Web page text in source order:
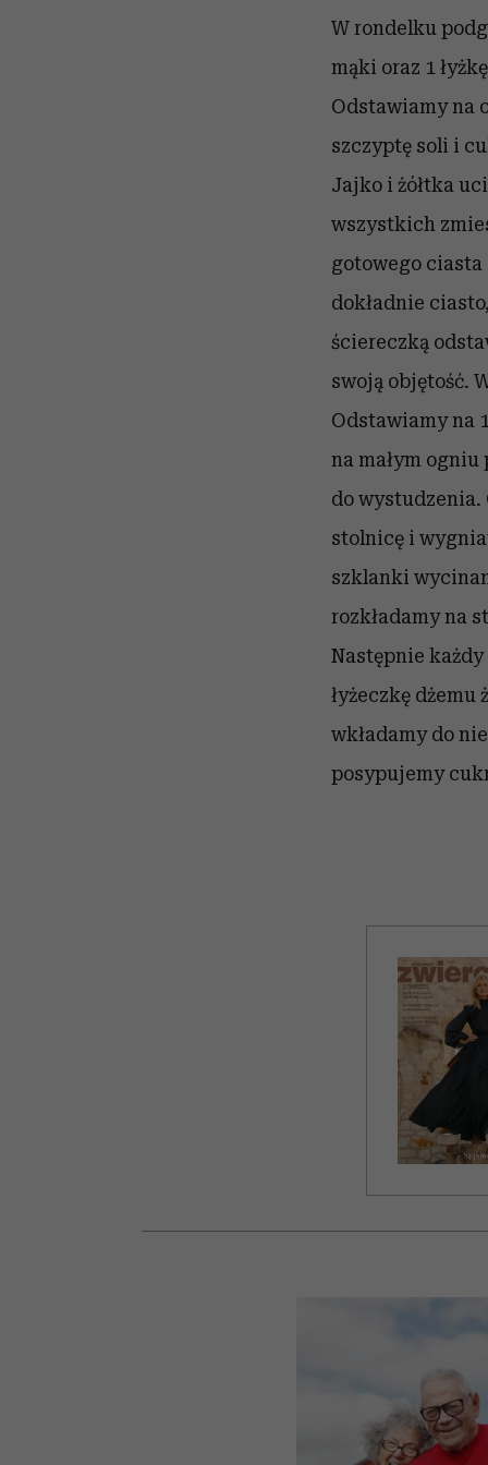
W rondelku
mąki oraz 1
Odstawiamy na
szczyptę soli i
Jajko i żółtka
wszystkich
gotowego
dokładnie
ściereczką
swoją objętość.
Odstawiamy na
na małym
do wystudzenia.
stolnicę i
szklanki
rozkładamy na
Następnie
łyżeczkę
wkładamy do
posypujemy